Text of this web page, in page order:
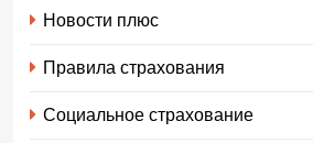
Новости плюс
Правила страхования
Социальное страхование